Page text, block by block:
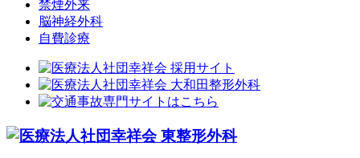
禁煙外来
脳神経外科
自費診療